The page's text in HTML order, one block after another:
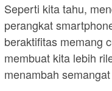
Seperti kita tahu,
perangkat
beraktifitas memang
membuat kita lebih
menambah